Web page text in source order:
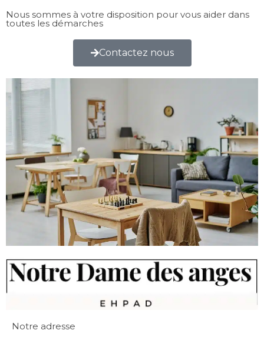
Nous sommes à votre disposition pour vous aider dans
toutes les démarches
Contactez nous
Notre adresse